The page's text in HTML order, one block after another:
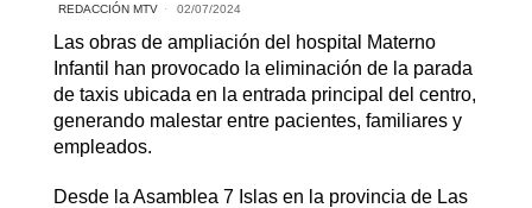
REDACCIÓN MTV 02/07/2024
Las obras de ampliación del hospital Materno
Infantil han provocado la eliminación de la parada
de taxis ubicada en la entrada principal del centro,
generando malestar entre pacientes, familiares y
empleados.
Desde la Asamblea 7 Islas en la provincia de Las